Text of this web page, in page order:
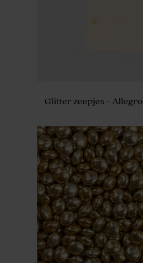
Glitter zeepjes - Allegro